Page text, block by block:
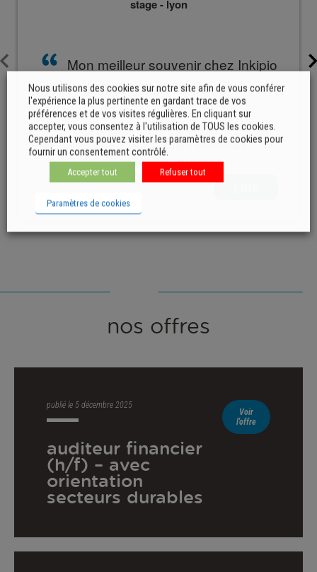
nos offres
publié le 5 décembre 2025
auditeur financier
(h/f) – avec
orientation
secteurs durables
Voir
l'offre
Nous utilisons des cookies sur notre site afin de vous conférer
l'expérience la plus pertinente en gardant trace de vos
préférences et de vos visites régulières. En cliquant sur
accepter, vous consentez à l'utilisation de TOUS les cookies.
Cependant vous pouvez visiter les paramètres de cookies pour
fournir un consentement contrôlé.
Accepter tout Refuser tout
Paramètres de cookies